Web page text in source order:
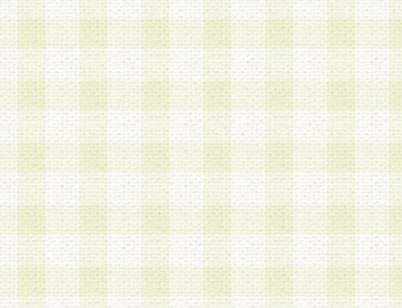
実施もしくは運営
d.その他これらに付随する業務
4.会員は、住所、電話番号その他の登録情報につ
合は、速やかに当社所定の変更手続きを行うもの
5.当社は、必要と認めた場合、会員に対して、電
手段により登録情報の対象者が会員登録者本人で
の内容が正確であること、アンケートの回答内容
うことができるものとます。
6.会員は、会員登録後当社が定期的に行う登録情
して、当社指定の期間内に更新手続きを行うもの
該期間内に更新手続きを行わない場合、その時点
発行したポイントは失効されるものとします。